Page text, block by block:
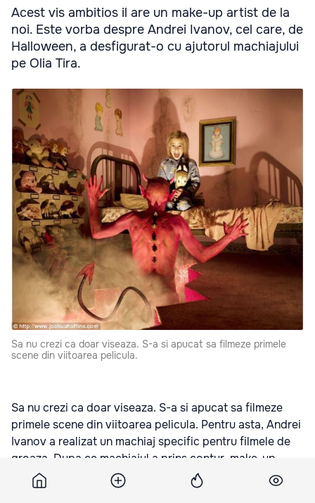
Acest vis ambitios il are un make-up artist de la
noi. Este vorba despre Andrei Ivanov, cel care, de
Halloween, a desfigurat-o cu ajutorul machiajului
pe Olia Tira.
Sa nu crezi ca doar viseaza. S-a si apucat sa filmeze primele
scene din viitoarea pelicula.
Sa nu crezi ca doar viseaza. S-a si apucat sa filmeze
primele scene din viitoarea pelicula. Pentru asta, Andrei
Ivanov a realizat un machiaj specific pentru filmele de
groaza. Dupa ce machiajul a prins contur, make-up
artistul Andrei Ivanov se transforma in regizor de film,
da comanda “actiune” si... tot el filmeaza.